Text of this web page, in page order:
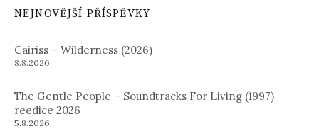
NEJNOVĚJŠÍ PŘÍSPĚVKY
Cairiss – Wilderness (2026)
8.8.2026
The Gentle People – Soundtracks For Living (1997)
reedice 2026
5.8.2026